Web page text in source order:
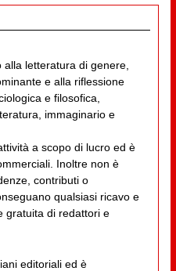
alla letteratura di genere,
e alla riflessione
e filosofica,
immaginario e
a scopo di lucro ed è
Inoltre non è
contributi o
qualsiasi ricavo e
gratuita di redattori e
editoriali ed è